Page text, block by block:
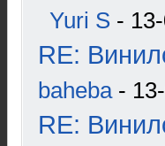
Yuri S -
RE:
baheba-
RE: